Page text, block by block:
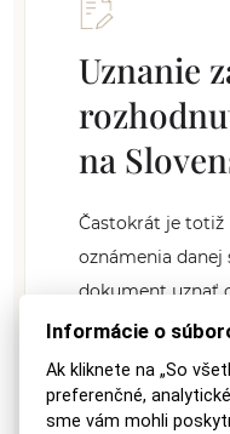
Uznanie
na
Častokrát je totiž
oznámenia danej
dokument uznať
a súdy (napr....
Informácie o
Ak kliknete na „So
preferenčné,
sme vám mohli